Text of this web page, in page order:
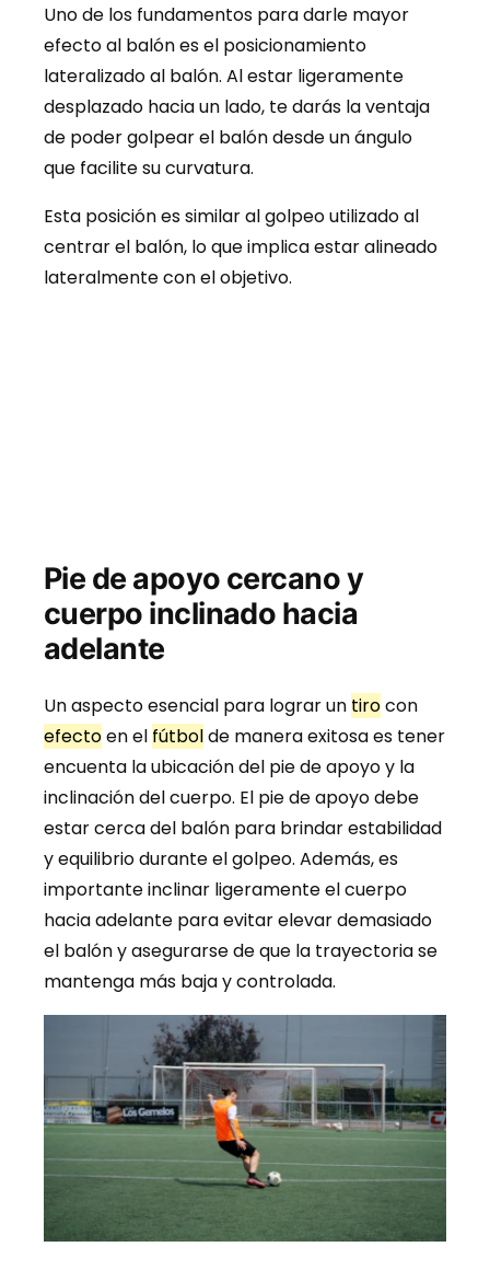
Uno de los fundamentos para darle mayor
efecto al balón es el posicionamiento
lateralizado al balón. Al estar ligeramente
desplazado hacia un lado, te darás la ventaja
de poder golpear el balón desde un ángulo
que facilite su curvatura.
Esta posición es similar al golpeo utilizado al
centrar el balón, lo que implica estar alineado
lateralmente con el objetivo.
Pie de apoyo cercano y
cuerpo inclinado hacia
adelante
Un aspecto esencial para lograr un tirocon
efectoen el fútbolde manera exitosa es tener
encuenta la ubicación del pie de apoyo y la
inclinación del cuerpo. El pie de apoyo debe
estar cerca del balón para brindar estabilidad
y equilibrio durante el golpeo. Además, es
importante inclinar ligeramente el cuerpo
hacia adelante para evitar elevar demasiado
el balón y asegurarse de que la trayectoria se
mantenga más baja y controlada.